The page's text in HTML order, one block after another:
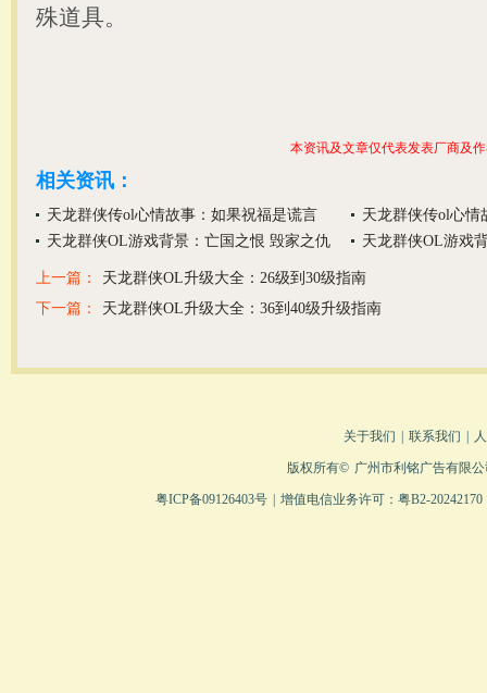
殊道具。
本资讯及文章仅代表发表厂商及
相关资讯：
天龙群侠传ol心情故事：如果祝福是谎言
天龙群侠传ol心情
天龙群侠OL游戏背景：亡国之恨 毁家之仇
天龙群侠OL游戏
上一篇：
天龙群侠OL升级大全：26级到30级指南
下一篇：
天龙群侠OL升级大全：36到40级升级指南
关于我们 联系我们
版权所有© 广州市利铭广告有限
粤ICP备09126403号 增值电信业务许可：粤B2-20242170